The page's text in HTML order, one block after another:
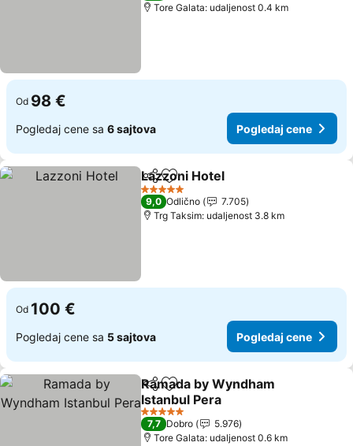
Tore Galata: udaljenost 0.4 km
Od 98 €
Pogledaj cene sa 6 sajtova Pogledaj cene
Deli Dodati u favorite
Lazzoni Hotel
5 Zvezdice
9,0 Odlično
7.705
Trg Taksim: udaljenost 3.8 km
Od 100 €
Pogledaj cene sa 5 sajtova Pogledaj cene
Deli Dodati u favorite
Ramada by Wyndham
Istanbul Pera
Pogledaj cene
5 Zvezdice
7,7 Dobro
5.976
Tore Galata: udaljenost 0.6 km